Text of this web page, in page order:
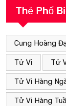
Thẻ Phổ
Cung Hoàng
Tử Vi Tử
Tử Vi Hàng
Tử Vi Hàng